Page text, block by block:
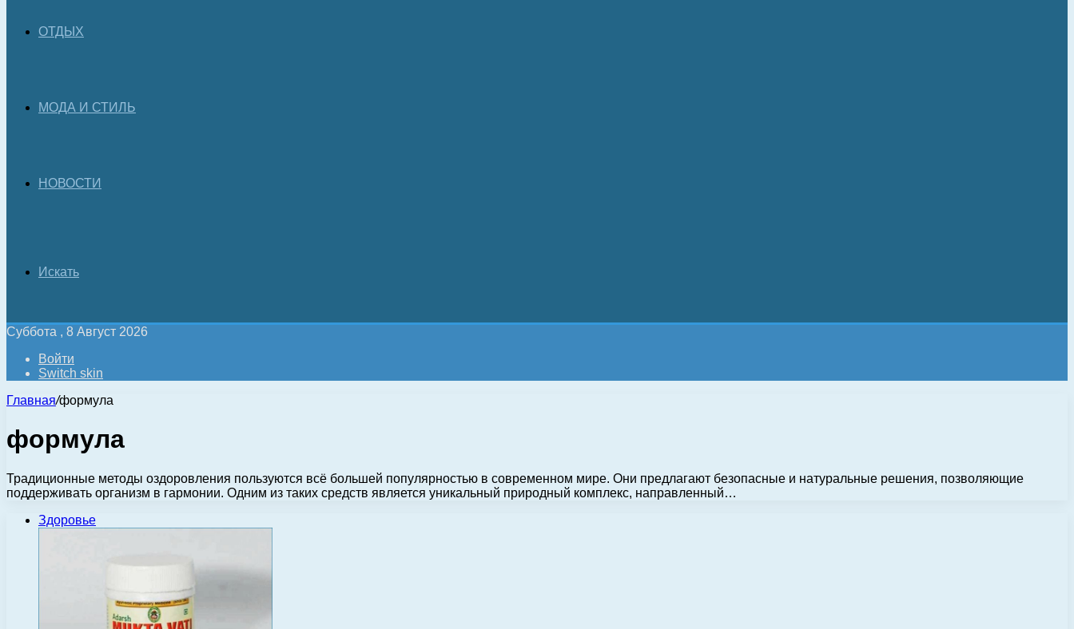
ОТДЫХ
МОДА И СТИЛЬ
НОВОСТИ
Искать
Суббота , 8 Август 2026
Войти
Switch skin
Главная/формула
формула
Традиционные методы оздоровления пользуются всё большей популярностью в современном мире. Они предлагают безопасные и натуральные решения, позволяющие
поддерживать организм в гармонии. Одним из таких средств является уникальный природный комплекс, направленный…
Здоровье